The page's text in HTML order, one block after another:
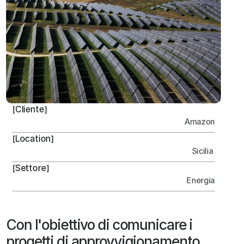
[Cliente]
Amazon
[Location]
Sicilia
[Settore]
Energia
Con l'obiettivo di comunicare i